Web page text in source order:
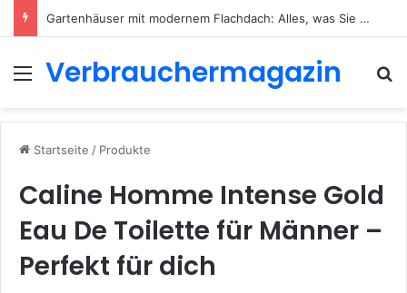
Gartenhäuser mit modernem Flachdach: Alles, was Sie 2026 wissen müssen
Menü
Verbrauchermagazin
Startseite / Produkte
Caline Homme Intense Gold
Eau De Toilette für Männer –
Perfekt für dich